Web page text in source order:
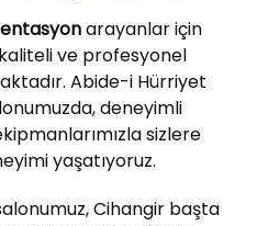
arayanlar için
ve profesyonel
Abide-i Hürriyet
deneyimli
sizlere
yaşatıyoruz.
Cihangir başta